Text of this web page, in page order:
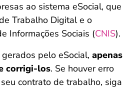
ao sistema eSocial, que
Trabalho Digital e o
Informações Sociais (CNIS).
pelo eSocial, apenas
corrigi-los. Se houver erro
contrato de trabalho, siga